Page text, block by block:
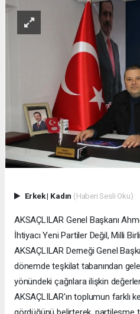
Erkek| Kadın (Haberi Sesli Oku)
AKSAÇLILAR Genel Başkanı
İhtiyacı Yeni Partiler Değil, Milli
AKSAÇLILAR Derneği Genel
dönemde teşkilat tabanından
yönündeki çağrılara ilişkin
AKSAÇLILAR'ın toplumun farklı